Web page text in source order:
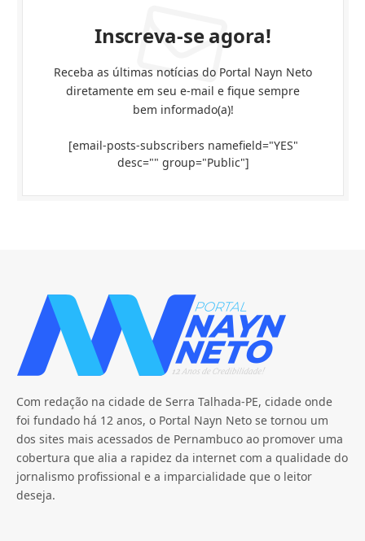
Inscreva-se agora!
Receba as últimas notícias do Portal Nayn Neto
diretamente em seu e-mail e fique sempre
bem informado(a)!
[email-posts-subscribers namefield="YES"
desc="" group="Public"]
Com redação na cidade de Serra Talhada-PE, cidade onde
foi fundado há 12 anos, o Portal Nayn Neto se tornou um
dos sites mais acessados de Pernambuco ao promover uma
cobertura que alia a rapidez da internet com a qualidade do
jornalismo profissional e a imparcialidade que o leitor
deseja.